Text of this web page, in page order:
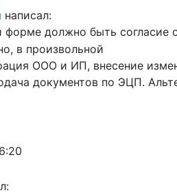
написал:
форме должно быть согласие
в произвольной
ООО и ИП, внесение
документов по ЭЦП.